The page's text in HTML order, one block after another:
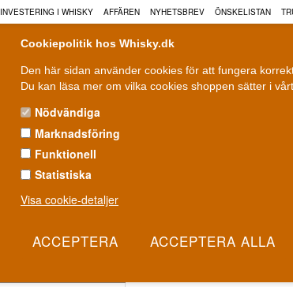
Cookiepolitik hos Whisky.dk
Den här sidan använder cookies för att fungera
Du kan läsa mer om vilka cookies shoppen sätter i
Nödvändiga
Marknadsföring
Funktionell
Statistiska
Visa cookie-detaljer
INVESTERING I WHISKY AFFÄREN NYHETSBREV ÖNSKELISTAN
ROM